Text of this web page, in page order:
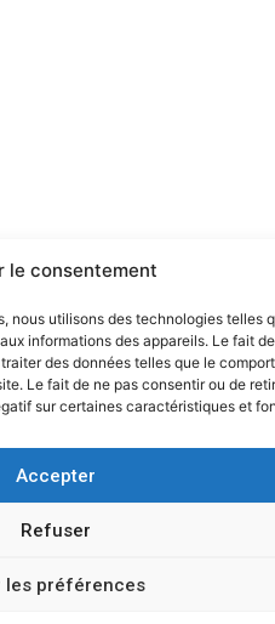
le consentement
nous utilisons des technologies telles
informations des appareils. Le fait
des données telles que le
Le fait de ne pas consentir ou de
sur certaines caractéristiques et
Accepter
Refuser
les préférences